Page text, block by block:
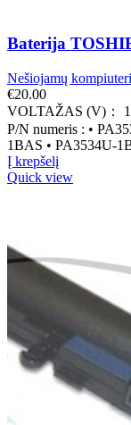
Baterija
Nešiojamų
€20.00
VOLTAŽAS (V)：
P/N numeris : •
1BAS • PA3534U-
Į krepšelį
Quick view